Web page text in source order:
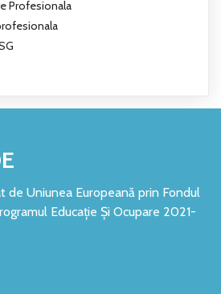
Profesionala
de Uniunea Europeană prin Fondul
Educație Și Ocupare 2021-